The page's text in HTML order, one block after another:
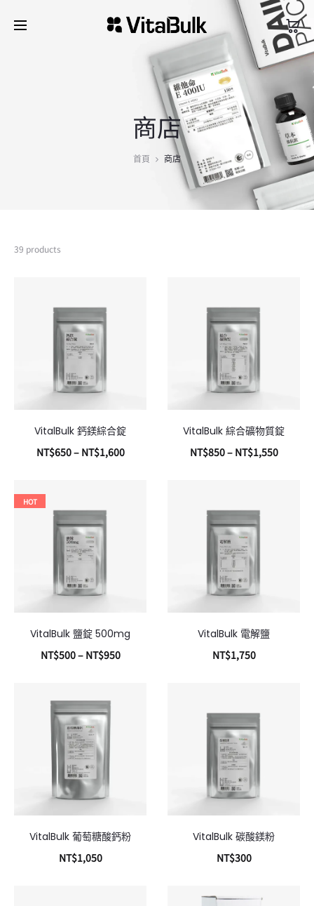
商店
首頁 商店
39 products
VitalBulk 鈣鎂綜合錠
NT$650– NT$1,600
VitalBulk 綜合礦物質錠
NT$850– NT$1,550
HOT
VitalBulk 鹽錠 500mg
NT$500– NT$950
VitalBulk 電解鹽
NT$1,750
VitalBulk 葡萄糖酸鈣粉
NT$1,050
VitalBulk 碳酸鎂粉
NT$300